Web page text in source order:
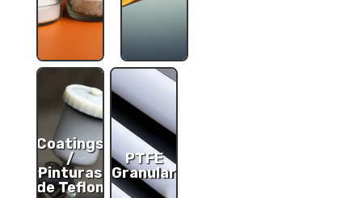
Coatings
/
Pinturas
de Teflon
PTFE
Granular